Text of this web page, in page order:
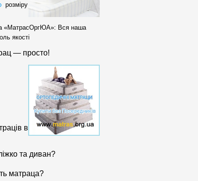
розміру
«МатрасОргЮА»: Вся наша
якості
— просто!
в
та диван?
матраца?